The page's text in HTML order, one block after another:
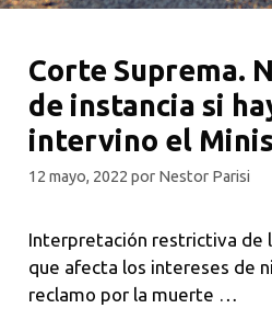
Corte Suprema.
de instancia si
intervino el
12 mayo, 2022 por Nestor Parisi
Interpretación restrictiva de
que afecta los intereses de
reclamo por la muerte …